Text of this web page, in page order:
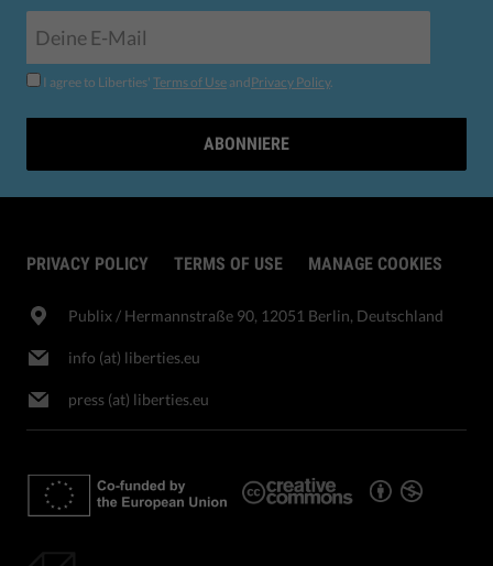
I agree to Liberties' Terms of Use andPrivacy Policy.
ABONNIERE
PRIVACY POLICY TERMS OF USE MANAGE COOKIES
Publix​ / Hermannstraße 90, 12051 Berlin, Deutschland
info (at) liberties.eu
press (at) liberties.eu